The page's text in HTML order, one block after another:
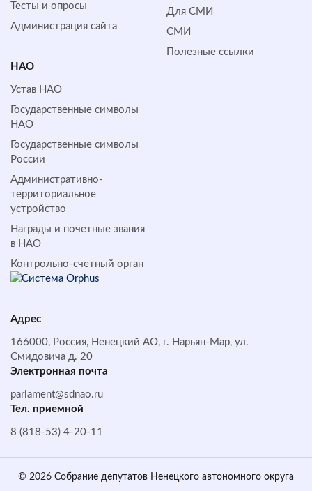
Тесты и опросы
Администрация сайта
Для СМИ
СМИ
Полезные ссылки
НАО
Устав НАО
Государственные символы
НАО
Государственные символы
России
Административно-
территориальное
устройство
Награды и почетные звания
в НАО
Контрольно-счетный орган
Адрес
166000, Россия, Ненецкий АО, г. Нарьян-Мар, ул.
Смидовича д. 20
Электронная почта
parlament@sdnao.ru
Тел. приемной
8 (818-53) 4-20-11
© 2026 Собрание депутатов Ненецкого автономного округа